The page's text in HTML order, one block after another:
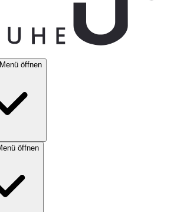
öffnen
öffnen